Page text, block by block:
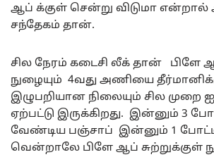
ஆப் க்குள் சென்று விடுமா என்றால்
சந்தேகம் தான்.
சில நேரம் கடைசி லீக் தான் பிளே
நுழையும் 4வது அணியை
இழுபறியான நிலையும் சில முறை
ஏற்பட்டு இருக்கிறது. இன்னும் 3
வேண்டிய பஞ்சாப் இன்னும் 1
வென்றாலே பிளே ஆப் சுற்றுக்குள்